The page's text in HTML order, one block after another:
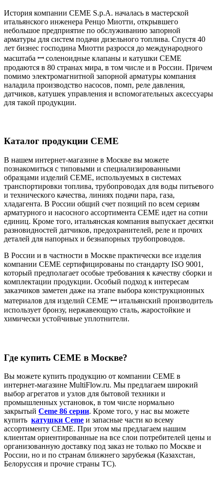
История компании CEME S.p.A. началась в мастерской
итальянского инженера Ренцо Миотти, открывшего
небольшое предприятие по обслуживанию запорной
арматуры для систем подачи дизельного топлива. Спустя 40
лет бизнес господина Миотти разросся до международного
масштаба ꟷ соленоидные клапаны и катушки CEME
продаются в 80 странах мира, в том числе и в России. Причем
помимо электромагнитной запорной арматуры компания
наладила производство насосов, помп, реле давления,
датчиков, катушек управления и вспомогательных аксессуары
для такой продукции.
Каталог продукции CEME
В нашем интернет-магазине в Москве вы можете
познакомиться с типовыми и специализированными
образцами изделий CEME, используемых в системах
транспортировки топлива, трубопроводах для воды питьевого
и технического качества, линиях подачи пара, газа,
хладагента. В России общий счет позиций по всем сериям
арматурного и насосного ассортимента CEME идет на сотни
единиц. Кроме того, итальянская компания выпускает десятки
разновидностей датчиков, предохранителей, реле и прочих
деталей для напорных и безнапорных трубопроводов.
В России и в частности в Москве практически все изделия
компании CEME сертифицированы по стандарту ISO 9001,
который предполагает особые требования к качеству сборки и
комплектации продукции. Особый подход к интересам
заказчиков заметен даже на этапе выбора конструкционных
материалов для изделий CEME ꟷ итальянский производитель
использует бронзу, нержавеющую сталь, жаростойкие и
химически устойчивые уплотнители.
Где купить CEME в Москве?
Вы можете купить продукцию от компании CEME в
интернет-магазине MultiFlow.ru. Мы предлагаем широкий
выбор агрегатов и узлов для бытовой техники и
промышленных установок, в том числе нормально
закрытый Ceme 86 серии. Кроме того, у нас вы можете
купить катушки Ceme и запасные части ко всему
ассортименту CEME. При этом мы предлагаем нашим
клиентам ориентированные на все слои потребителей цены и
организованную доставку под заказ не только по Москве и
России, но и по странам ближнего зарубежья (Казахстан,
Белоруссия и прочие страны ТС).